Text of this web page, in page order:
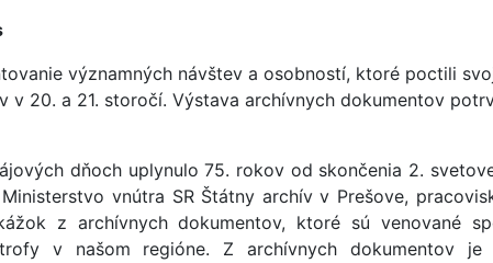
významných návštev a osobností, ktoré poctili
v 20. a 21. storočí. Výstava archívnych dokumentov
dňoch uplynulo 75. rokov od skončenia 2.
vnútra SR Štátny archív v Prešove,
z archívnych dokumentov, ktoré sú venované
v našom regióne. Z archívnych dokumentov